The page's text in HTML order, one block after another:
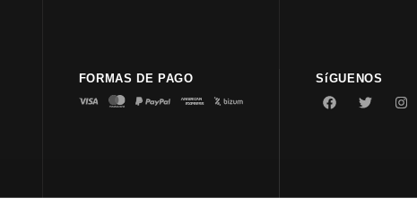
FORMAS DE PAGO SíGUENOS